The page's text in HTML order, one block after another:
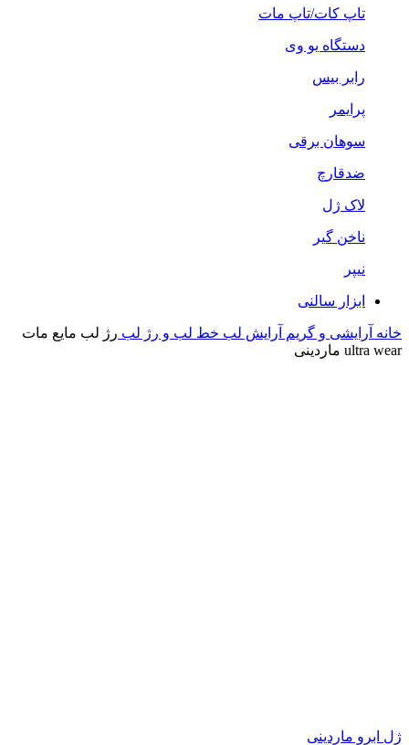
تاپ کات/تاپ مات
دستگاه یو وی
رابر بیس
پرایمر
سوهان برقی
ضدقارچ
لاک ژل
ناخن گیر
نیپر
ابزار سالنی
خانه آرایشی و گریم آرایش لب خط لب و رژ لب رژ لب مایع مات
ultra wear ماردینی
ژل ابرو ماردینی